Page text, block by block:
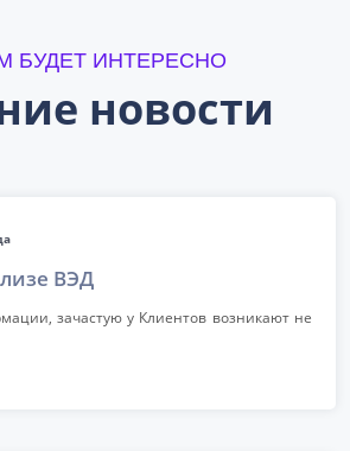
БУДЕТ ИНТЕРЕСНО
новости
ВЭД
зачастую у Клиентов возникают не